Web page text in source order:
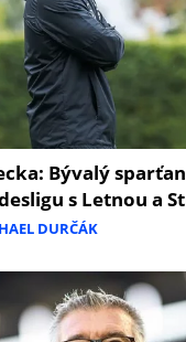
Bývalý
s Letnou a
DURČÁK